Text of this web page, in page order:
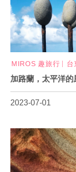
MIROS 趣旅行 台
加路蘭，太平洋的
2023-07-01